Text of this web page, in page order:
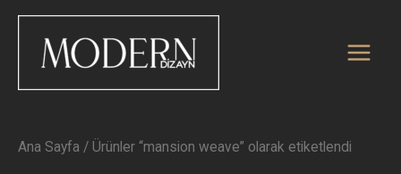
İçeriğe
Ana Sayfa / Ürünler “mansion weave” olarak etiketlendi
yeniye